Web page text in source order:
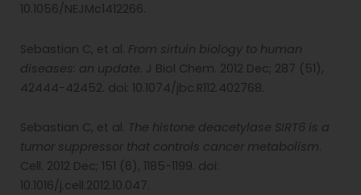
10.1056/NEJMc1412266.
Sebastian C, et al. From sirtuin biology to human
diseases: an update. J Biol Chem. 2012 Dec; 287 (51),
42444-42452. doi: 10.1074/jbc.R112.402768.
Sebastian C, et al. The histone deacetylase SIRT6 is a
tumor suppressor that controls cancer metabolism.
Cell. 2012 Dec; 151 (6), 1185-1199. doi:
10.1016/j.cell.2012.10.047.